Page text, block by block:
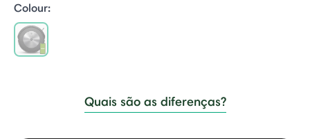
Colour:
Quais são as diferenças?